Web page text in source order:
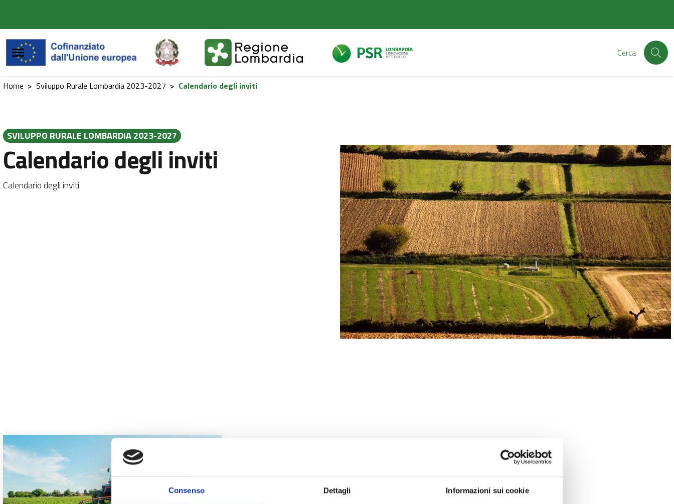
Consenso Dettagli Informazioni sui cookie
Cerca
Home > Sviluppo Rurale Lombardia 2023-2027 > Calendario degli inviti
SVILUPPO RURALE LOMBARDIA 2023-2027
Calendario degli inviti
Calendario degli inviti